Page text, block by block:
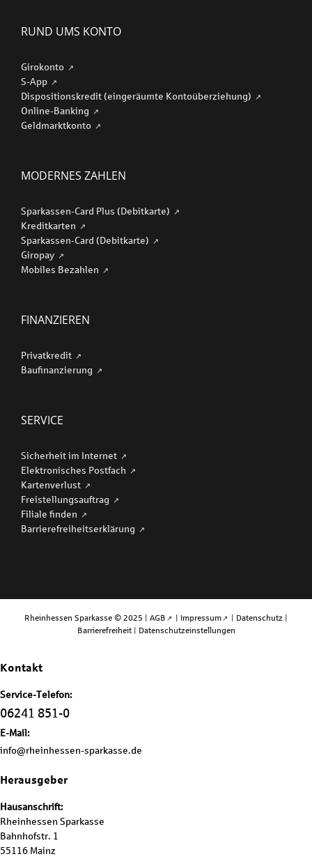
RUND UMS KONTO
Girokonto
S-App
Dispositionskredit (eingeräumte Kontoüberziehung)
Online-Banking
Geldmarktkonto
MODERNES ZAHLEN
Sparkassen-Card Plus (Debitkarte)
Kreditkarten
Sparkassen-Card (Debitkarte)
Giropay
Mobiles Bezahlen
FINANZIEREN
Privatkredit
Baufinanzierung
SERVICE
Sicherheit im Internet
Elektronisches Postfach
Kartenverlust
Freistellungsauftrag
Filiale finden
Barriere­freiheits­erklärung
Rheinhessen Sparkasse © 2025 | AGB | Impressum | Datenschutz |
Barrierefreiheit | Datenschutzeinstellungen
Kontakt
Service-Telefon:
06241 851-0
E-Mail:
info@rheinhessen-sparkasse.de
Herausgeber
Hausanschrift:
Rheinhessen Sparkasse
Bahnhofstr. 1
55116 Mainz